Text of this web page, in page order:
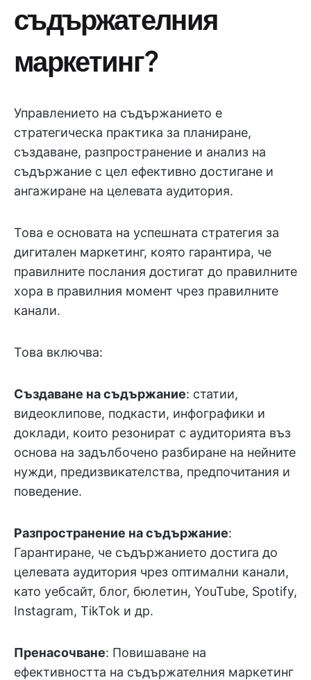
съдържателния
маркетинг?
Управлението на съдържанието е
стратегическа практика за планиране,
създаване, разпространение и анализ на
съдържание с цел ефективно достигане и
ангажиране на целевата аудитория.
Това е основата на успешната стратегия за
дигитален маркетинг, която гарантира, че
правилните послания достигат до правилните
хора в правилния момент чрез правилните
канали.
Това включва:
Създаване на съдържание: статии,
видеоклипове, подкасти, инфографики и
доклади, които резонират с аудиторията въз
основа на задълбочено разбиране на нейните
нужди, предизвикателства, предпочитания и
поведение.
Разпространение на съдържание:
Гарантиране, че съдържанието достига до
целевата аудитория чрез оптимални канали,
като уебсайт, блог, бюлетин, YouTube, Spotify,
Instagram, TikTok и др.
Пренасочване: Повишаване на
ефективността на съдържателния маркетинг